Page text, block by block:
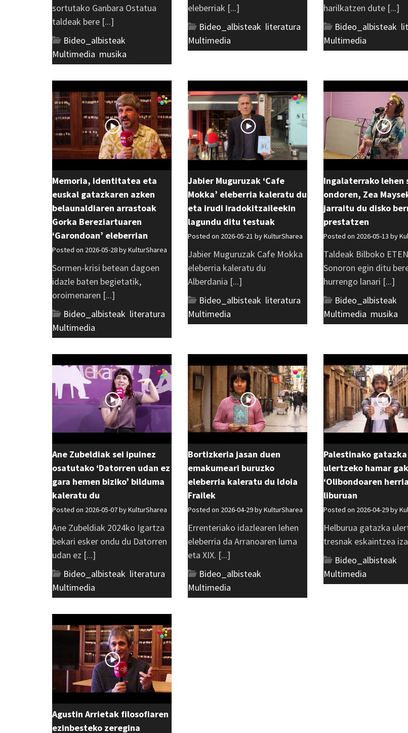
sortutako Ganbara Ostatua
taldeak bere [...]
Bideo_albisteak
Multimedia musika
eleberriak [...]
Bideo_albisteak literatura
Multimedia
harilkatzen dute [...]
Bideo_albisteak
Multimedia
Memoria, identitatea eta
euskal gatazkaren azken
belaunaldiaren arrastoak
Gorka Bereziartuaren
‘Garondoan’ eleberrian
Posted on 2026-05-28 byKulturSharea
Sormen-krisi betean dagoen
idazle baten begietatik,
oroimenaren [...]
Bideo_albisteak literatura
Multimedia
Jabier Muguruzak ‘Cafe
Mokka’ eleberria kaleratu du
eta irudi iradokitzaileekin
lagundu ditu testuak
Posted on 2026-05-21 byKulturSharea
Jabier Muguruzak Cafe Mokka
eleberria kaleratu du
Alberdania [...]
Bideo_albisteak literatura
Multimedia
Ingalaterrako lehen
ondoren, Zea
jarraitu du disko
prestatzen
Posted on 2026-05-13 by
Taldeak Bilboko
Sonoron egin ditu
hurrengo lanari [...]
Bideo_albisteak
Multimedia musika
Ane Zubeldiak sei ipuinez
osatutako ‘Datorren udan ez
gara hemen biziko’ bilduma
kaleratu du
Posted on 2026-05-07 byKulturSharea
Ane Zubeldiak 2024ko Igartza
bekari esker ondu du Datorren
udan ez [...]
Bideo_albisteak literatura
Multimedia
Bortizkeria jasan duen
emakumeari buruzko
eleberria kaleratu du Idoia
Frailek
Posted on 2026-04-29 byKulturSharea
Errenteriako idazlearen lehen
eleberria da Arranoaren luma
eta XIX. [...]
Bideo_albisteak
Multimedia
Palestinako gatazka
ulertzeko hamar
‘Olibondoaren
liburuan
Posted on 2026-04-29 by
Helburua gatazka
tresnak eskaintzea
Bideo_albisteak
Multimedia
Agustin Arrietak filosofiaren
ezinbesteko zeregina